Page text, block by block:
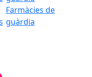
Farmàcies de
guàrdia